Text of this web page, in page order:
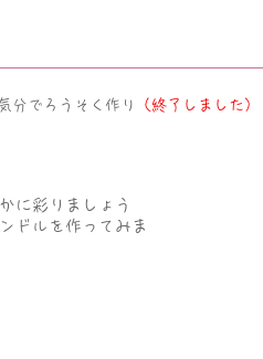
分でろうそく作り （終了しました）
に彩りましょう​
ドルを作ってみま